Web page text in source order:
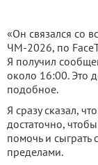
«Он связался со
ЧМ-2026, по
Я получил
около 16:00. Это
подобное.
Я сразу сказал,
достаточно,
помочь и сыграть
пределами.